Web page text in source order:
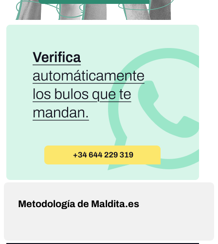
Metodología de Maldita.es